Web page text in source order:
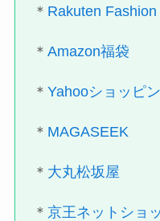
＊ Rakuten
＊Amazon福袋
＊Yahooショッピ
＊ MAGASEEK
＊ 大丸松坂屋
＊京王ネットショ